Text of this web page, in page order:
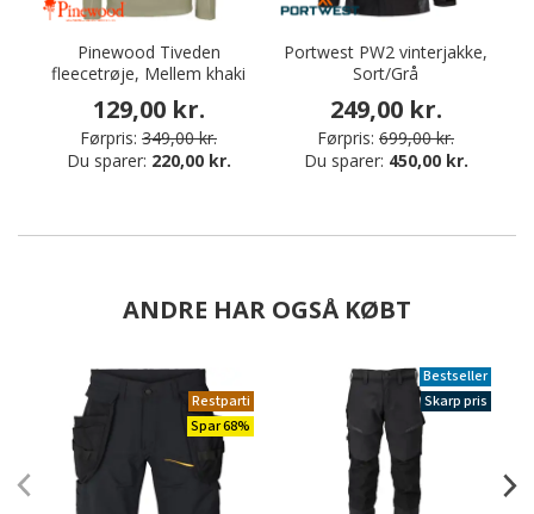
Pinewood Tiveden
fleecetrøje, Mellem khaki
129,00 kr.
Førpris: 349,00 kr.
Du sparer: 220,00 kr.
Portwest PW2 vinterjakke,
Sort/Grå
249,00 kr.
Førpris: 699,00 kr.
Du sparer: 450,00 kr.
ANDRE HAR OGSÅ KØBT
Restparti
Spar 68%
Bestseller
Skarp pris